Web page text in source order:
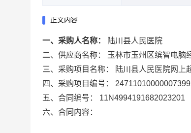
正文内容
一、采购人名称：
陆川县人民医院
二、供应商名称：
玉林市玉州区缤智电脑
三、采购项目名称：
陆川县人民医院网上
四、采购项目编号：
五、合同编号：
11N4994191682023201
六、合同内容：